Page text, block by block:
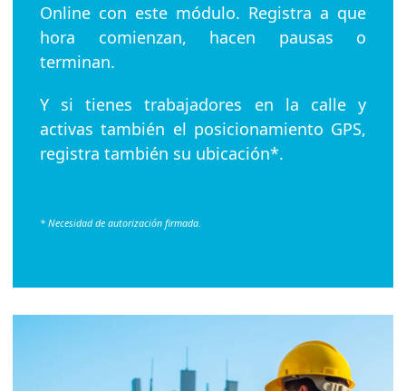
Online con este módulo. Registra a que
hora comienzan, hacen pausas o
terminan.
Y si tienes trabajadores en la calle y
activas también el posicionamiento GPS,
registra también su ubicación*.
* Necesidad de autorización firmada.